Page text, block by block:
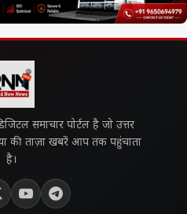
समाचार पोर्टल है जो उत्तर
की ताज़ा खबरें आप तक पहुंचाता
है।